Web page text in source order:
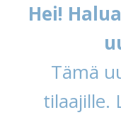
Hei!
Tämä
tilaajille.